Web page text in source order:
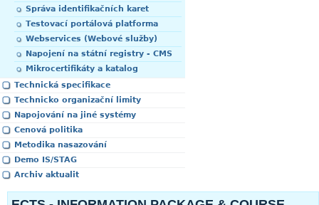
Správa identifikačních karet
Testovací portálová platforma
Webservices (Webové služby)
Napojení na státní registry - CMS
Mikrocertifikáty a katalog
Technická specifikace
Technicko organizační limity
Napojování na jiné systémy
Cenová politika
Metodika nasazování
Demo IS/STAG
Archiv aktualit